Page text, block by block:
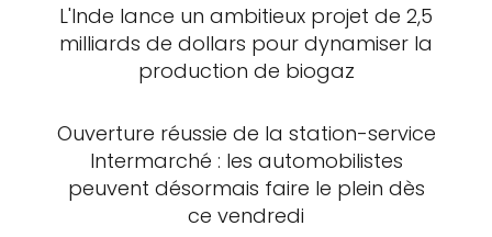
L'Inde lance un ambitieux projet de 2,5
milliards de dollars pour dynamiser la
production de biogaz
Ouverture réussie de la station-service
Intermarché : les automobilistes
peuvent désormais faire le plein dès
ce vendredi